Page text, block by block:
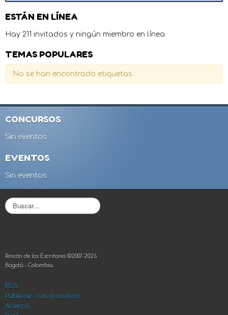
ESTÁN EN LÍNEA
Hay 211 invitados y ningún miembro en línea
TEMAS POPULARES
No se han encontrado etiquetas.
CONCURSOS
Sin eventos
EVENTOS
Sin eventos
B
u
r
.
.
Rincón de los Escritores ©2007-2026
Bogotá - Colombia
RSS
Publicar con nosotros
Acerca